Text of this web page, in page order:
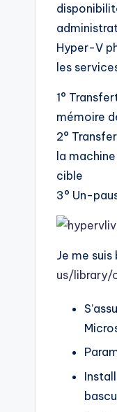
Hyper-V
les
1°
mémoire
2°
la
cible
3° Un-
Je me
us/library/